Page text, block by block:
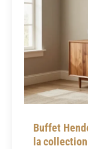
Buffet
la